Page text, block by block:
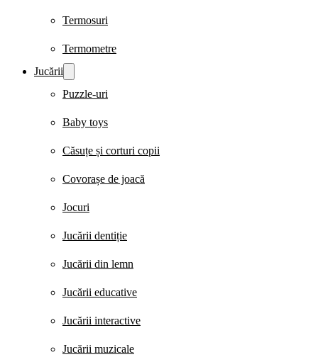
Termosuri
Termometre
Jucării
Puzzle-uri
Baby toys
Căsuțe și corturi copii
Covorașe de joacă
Jocuri
Jucării dentiție
Jucării din lemn
Jucării educative
Jucării interactive
Jucării muzicale